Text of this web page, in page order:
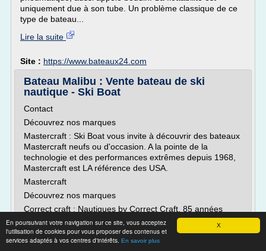
X
En poursuivant votre navigation sur ce site, vous acceptez
l'utilisation de cookies pour vous proposer des contenus et
services adaptés à vos centres d'intérêts. En savoir plus
uniquement due à son tube. Un problème classique de ce
type de bateau...
Lire la suite
Site : https://www.bateaux24.com
Bateau Malibu : Vente bateau de ski
nautique - Ski Boat
Contact
Découvrez nos marques
Mastercraft : Ski Boat vous invite à découvrir des bateaux
Mastercraft neufs ou d'occasion. A la pointe de la
technologie et des performances extrêmes depuis 1968,
Mastercraft est LA référence des USA.
Mastercraft
Découvrez nos marques
Correct craft : Nautiques by Correct Craft, 85 années
d'excellence ! Mise au point rigoureuse, classe
intemporelle et performances ahurissantes, découvrez les
bateaux Correct craft chez Ski Boat.